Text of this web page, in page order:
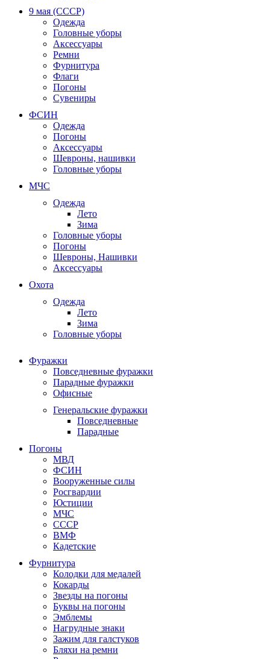
9 мая (СССР)
Одежда
Головные уборы
Аксессуары
Ремни
Фурнитура
Флаги
Погоны
Сувениры
ФСИН
Одежда
Погоны
Аксессуары
Шевроны, нашивки
Головные уборы
МЧС
Одежда
Лето
Зима
Головные уборы
Погоны
Шевроны, Нашивки
Аксессуары
Охота
Одежда
Лето
Зима
Головные уборы
Фуражки
Повседневные фуражки
Парадные фуражки
Офисные
Генеральские фуражки
Повседневные
Парадные
Погоны
МВД
ФСИН
Вооруженные силы
Росгвардии
Юстиции
МЧС
СССР
ВМФ
Кадетские
Фурнитура
Колодки для медалей
Кокарды
Звезды на погоны
Буквы на погоны
Эмблемы
Нагрудные знаки
Зажим для галстуков
Бляхи на ремни